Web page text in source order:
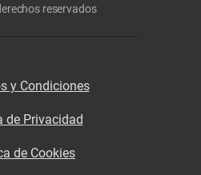
reservados
y Condiciones
de Privacidad
de Cookies